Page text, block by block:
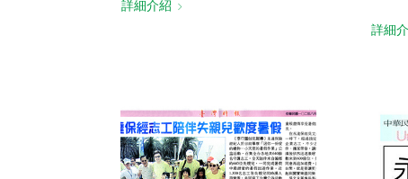
詳細介紹
詳細